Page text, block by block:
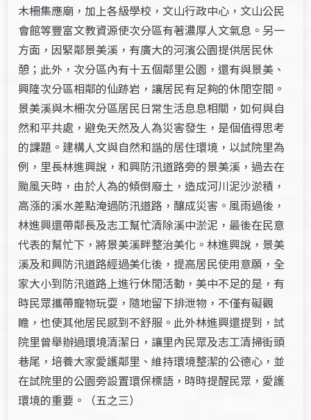
木柵集應廟，加上各級學校，文山行政中心，文山公民
會館等豐富文教資源使次分區有著濃厚人文氣息。另一
方面，因緊鄰景美溪，有廣大的河濱公園提供居民休
憩；此外，次分區內有十五個鄰里公園，還有與景美、
興隆次分區相鄰的仙跡岩，讓居民有足夠的休閒空間。
景美溪與木柵次分區居民日常生活息息相關，如何與自
然和平共處，避免天然及人為災害發生，是個值得思考
的課題。建構人文與自然和諧的居住環境，以試院里為
例，里長林進興說，和興防汛道路旁的景美溪，過去在
颱風天時，由於人為的傾倒廢土，造成河川泥沙淤積，
高漲的溪水差點淹過防汛道路，釀成災害。風雨過後，
林進興還帶鄰長及志工幫忙清除溪中淤泥，最後在民意
代表的幫忙下，將景美溪畔整治美化。林進興說，景美
溪及和興防汛道路經過美化後，提高居民使用意願，全
家大小到防汛道路上進行休閒活動，美中不足的是，有
時民眾攜帶寵物玩耍，隨地留下排泄物，不僅有礙觀
瞻，也使其他居民感到不舒服。此外林進興還提到，試
院里曾舉辦過環境清潔日，讓里內民眾及志工清掃街頭
巷尾，培養大家愛護鄰里、維持環境整潔的公德心，並
在試院里的公園旁設置環保標語，時時提醒民眾，愛護
環境的重要。（五之三）